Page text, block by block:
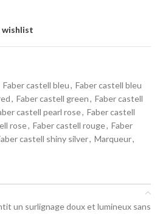
Faber castell bleu, Faber castell bleu
, Faber castell green, Faber castell
castell pearl rose, Faber castell
rose, Faber castell rouge, Faber
castell shiny silver, Marqueur,
un surlignage doux et lumineux sans